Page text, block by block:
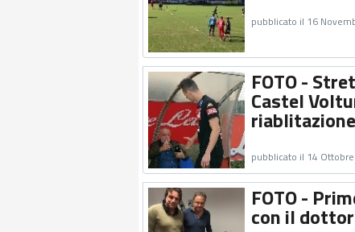
pubblicato il 16
FOTO -
Castel
riablitazione
pubblicato il 14
FOTO -
con il